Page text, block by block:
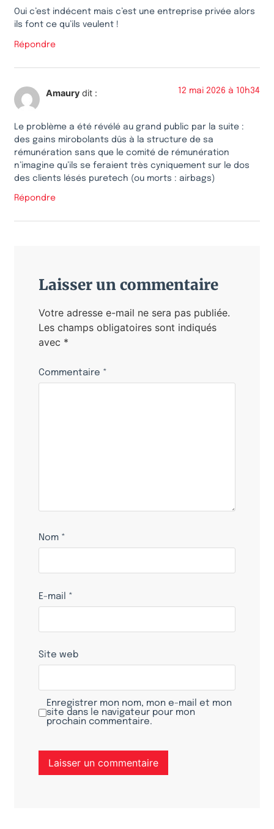
Oui c’est indécent mais c’est une entreprise privée alors
ils font ce qu’ils veulent !
Répondre
Amaury dit : 12 mai 2026 à 10h34
Le problème a été révélé au grand public par la suite :
des gains mirobolants dûs à la structure de sa
rémunération sans que le comité de rémunération
n’imagine qu’ils se feraient très cyniquement sur le dos
des clients lésés puretech (ou morts : airbags)
Répondre
Laisser un commentaire
Votre adresse e-mail ne sera pas publiée.
Les champs obligatoires sont indiqués
avec *
Commentaire *
Nom *
E-mail *
Site web
Enregistrer mon nom, mon e-mail et mon
site dans le navigateur pour mon
prochain commentaire.